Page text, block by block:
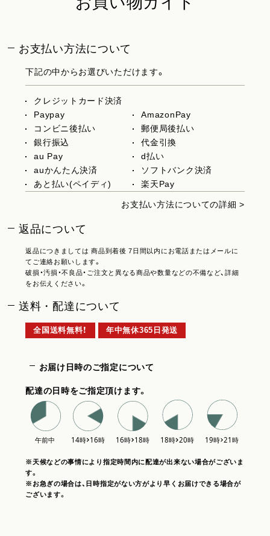
お支払い方法について
下記の中からお選びいただけます。
クレジットカード決済
Paypay
AmazonPay
コンビニ後払い
郵便局後払い
銀行振込
代金引換
au Pay
d払い
auかんたん決済
ソフトバンク決済
あと払い(ペイディ)
楽天Pay
お支払い方法についての詳細 >
返品について
返品につきましては 商品到着後 7日間以内にお電話またはメールに
てご連絡お願いします。
破損・汚損・不良品・ご注文と異なる商品や数量などの不備など、詳細
をお伝えください。
送料・配達について
全国送料無料！ 年中無休365日発送
お届け日時のご指定について
配達の日時をご指定頂けます。
※天候などの事情により指定時間内に配達が出来ない場合がございま
す。
※お急ぎの場合は、日時指定がない方がより早くお届けできる場合が
ございます。